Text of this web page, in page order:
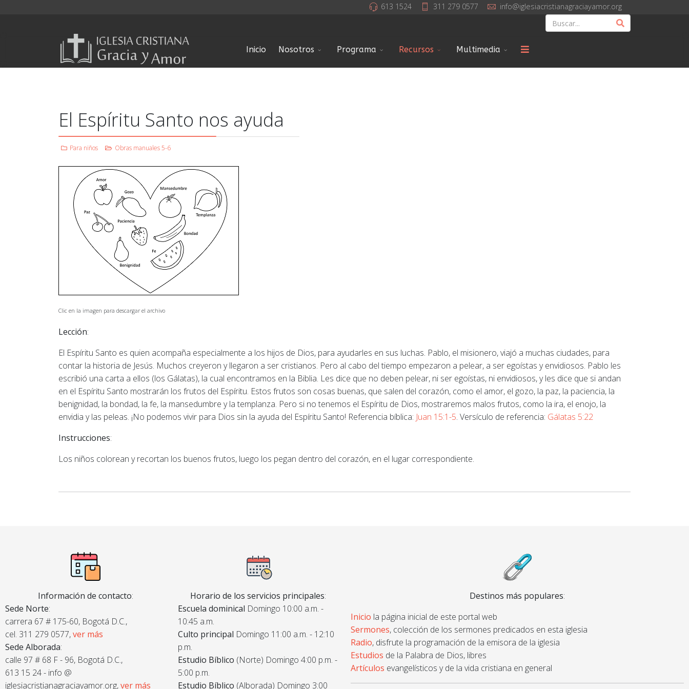
613 1524 311 279 0577 info@iglesiacristianagraciayamor.org
Inicio Nosotros Programa Recursos Multimedia
El Espíritu Santo nos ayuda
Para niños Obras manuales 5-6
Clic en la imagen para descargar el archivo
Lección:
El Espíritu Santo es quien acompaña especialmente a los hijos de Dios, para ayudarles en sus luchas. Pablo, el misionero, viajó a muchas ciudades, para
contar la historia de Jesús. Muchos creyeron y llegaron a ser cristianos. Pero al cabo del tiempo empezaron a pelear, a ser egoístas y envidiosos. Pablo les
escribió una carta a ellos (los Gálatas), la cual encontramos en la Biblia. Les dice que no deben pelear, ni ser egoístas, ni envidiosos, y les dice que si andan
en el Espíritu Santo mostrarán los frutos del Espíritu. Estos frutos son cosas buenas, que salen del corazón, como el amor, el gozo, la paz, la paciencia, la
benignidad, la bondad, la fe, la mansedumbre y la templanza. Pero si no tenemos el Espíritu de Dios, mostraremos malos frutos, como la ira, el enojo, la
envidia y las peleas. ¡No podemos vivir para Dios sin la ayuda del Espíritu Santo! Referencia bíblica: Juan 15:1-5. Versículo de referencia: Gálatas 5:22
Instrucciones:
Los niños colorean y recortan los buenos frutos, luego los pegan dentro del corazón, en el lugar correspondiente.
Información de contacto:
Sede Norte:
carrera 67 # 175-60, Bogotá D.C.,
cel. 311 279 0577,ver más
Sede Alborada:
calle 97 # 68 F - 96, Bogotá D.C.,
613 15 24 - info @
iglesiacristianagraciayamor.org,ver más
Horario de los servicios principales:
Escuela dominical Domingo 10:00 a.m. -
10:45 a.m.
Culto principal Domingo 11:00 a.m. - 12:10
p.m.
Estudio Bíblico (Norte) Domingo 4:00 p.m. -
5:00 p.m.
Estudio Bíblico (Alborada) Domingo 3:00
Destinos más populares:
Inicio la página inicial de este portal web
Sermones, colección de los sermones predicados en esta iglesia
Radio, disfrute la programación de la emisora de la iglesia
Estudios de la Palabra de Dios, libres
Artículos evangelísticos y de la vida cristiana en general